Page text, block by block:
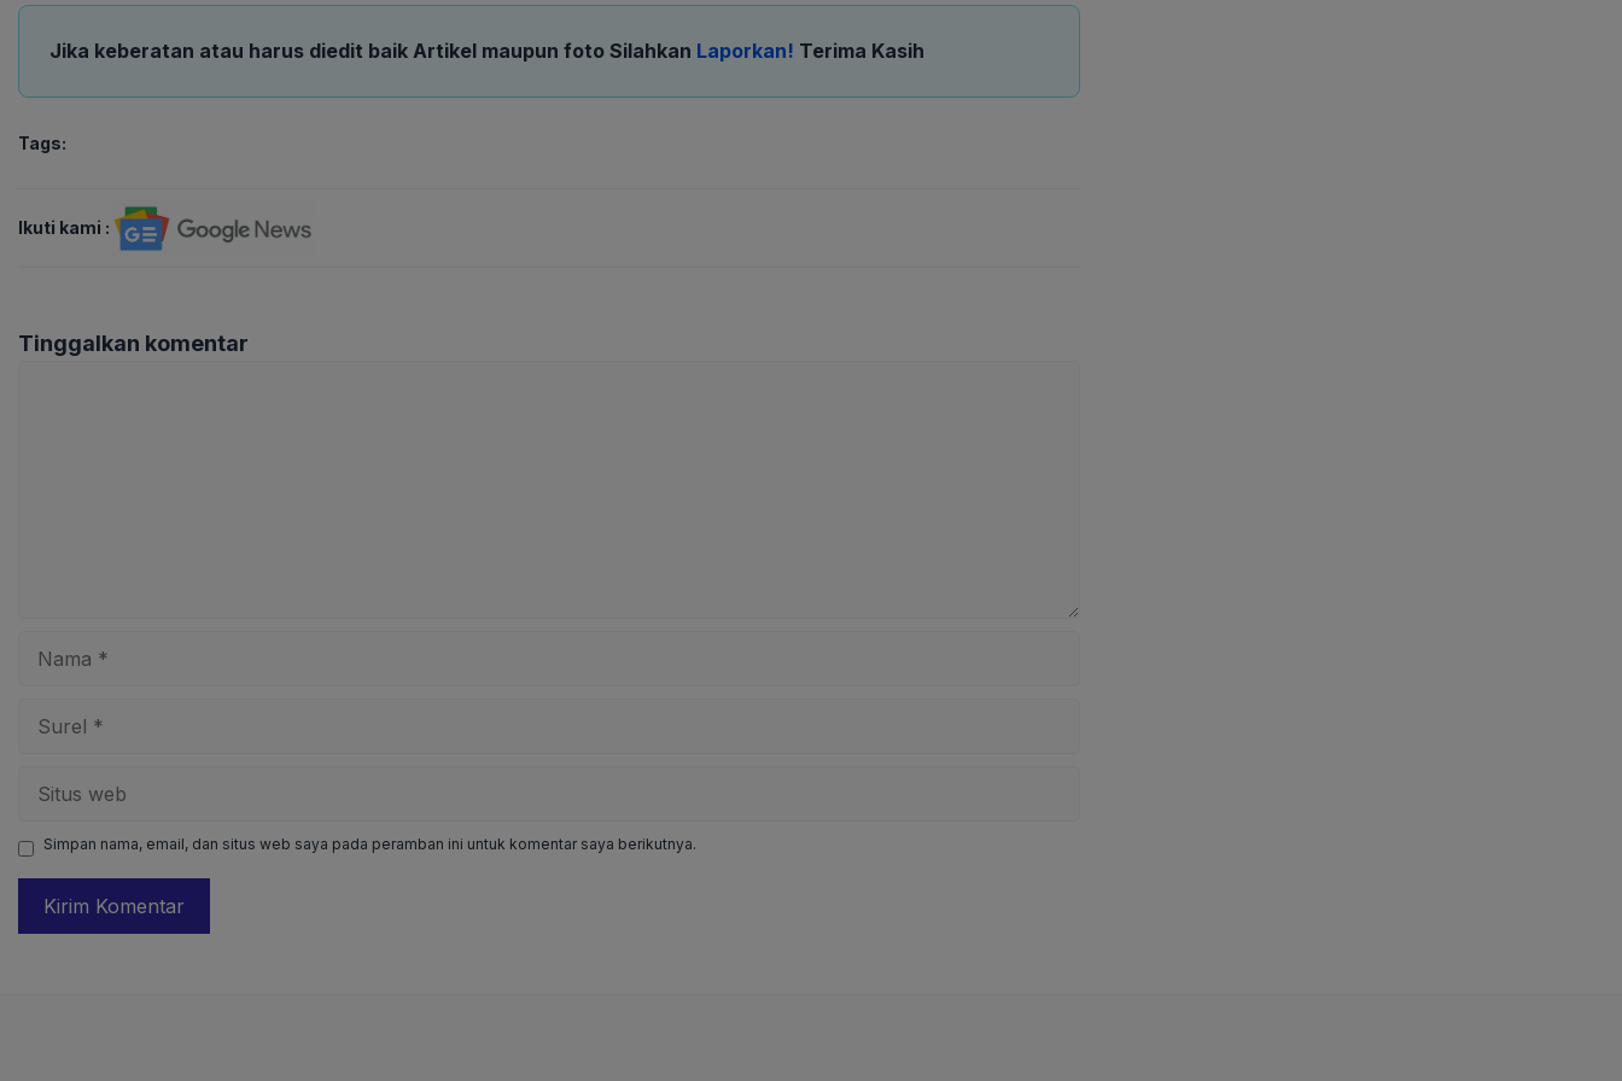
Jika keberatan atau harus diedit baik Artikel maupun foto Silahkan Laporkan! Terima Kasih
Tags:
Ikuti kami :
Tinggalkan komentar
Simpan nama, email, dan situs web saya pada peramban ini untuk komentar saya berikutnya.